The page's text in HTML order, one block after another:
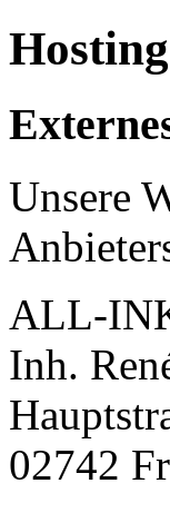
Unsere
ALL-
Inh.
02742